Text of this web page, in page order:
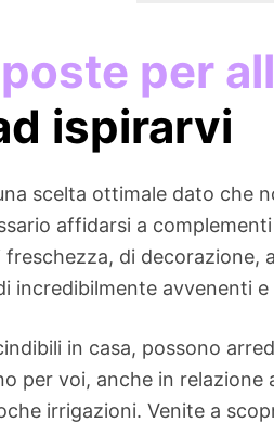
per
ispirarvi
scelta ottimale dato che
affidarsi a
freschezza, di
incredibilmente avvenenti e
in casa, possono
per voi, anche in
irrigazioni. Venite a